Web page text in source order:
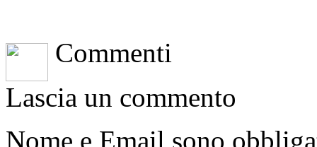
Commenti
Lascia un commento
Nome e Email sono